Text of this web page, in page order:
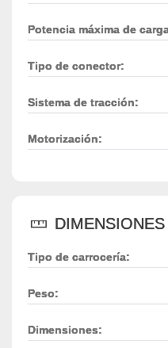
Potencia máxima de
Tipo de conector:
Sistema de tracción:
Motorización:
Tipo de carrocería:
Peso:
Dimensiones: